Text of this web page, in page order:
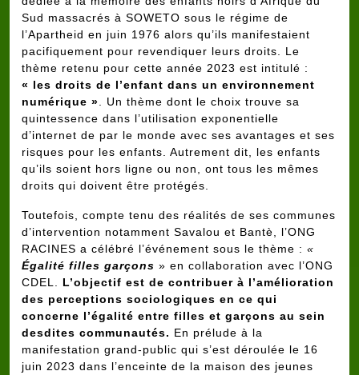
Sud massacrés à SOWETO sous le régime de
l’Apartheid en juin 1976 alors qu’ils manifestaient
pacifiquement pour revendiquer leurs droits. Le
thème retenu pour cette année 2023 est intitulé :
« les droits de l’enfant dans un environnement
numérique » . Un thème dont le choix trouve sa
quintessence dans l’utilisation exponentielle
d’internet de par le monde avec ses avantages et ses
risques pour les enfants. Autrement dit, les enfants
qu’ils soient hors ligne ou non, ont tous les mêmes
droits qui doivent être protégés.
Toutefois, compte tenu des réalités de ses communes
d’intervention notamment Savalou et Bantè, l’ONG
RACINES a célébré l’événement sous le thème : «
Égalité filles garçons » en collaboration avec l’ONG
CDEL. L’objectif est de contribuer à l’amélioration
des perceptions sociologiques en ce qui
concerne l’égalité entre filles et garçons au sein
desdites communautés. En prélude à la
manifestation grand-public qui s’est déroulée le 16
juin 2023 dans l’enceinte de la maison des jeunes